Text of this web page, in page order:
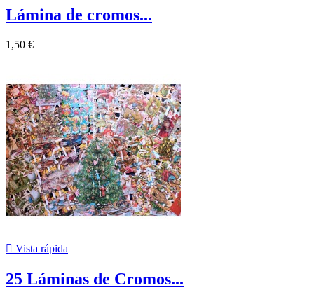
Lámina de cromos...
1,50 €
 Vista rápida
25 Láminas de Cromos...